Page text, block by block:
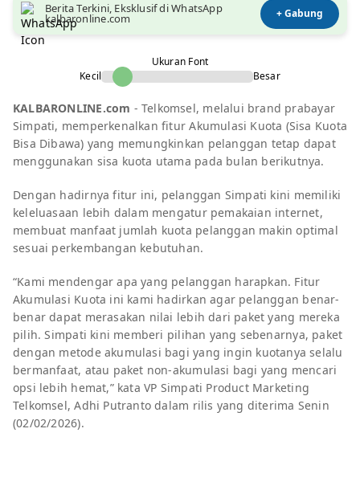
Berita Terkini, Eksklusif di WhatsApp
kalbaronline.com + Gabung
Ukuran Font
Kecil
Besar
KALBARONLINE.com - Telkomsel, melalui brand prabayar
Simpati, memperkenalkan fitur Akumulasi Kuota (Sisa Kuota
Bisa Dibawa) yang memungkinkan pelanggan tetap dapat
menggunakan sisa kuota utama pada bulan berikutnya.
Dengan hadirnya fitur ini, pelanggan Simpati kini memiliki
keleluasaan lebih dalam mengatur pemakaian internet,
membuat manfaat jumlah kuota pelanggan makin optimal
sesuai perkembangan kebutuhan.
“Kami mendengar apa yang pelanggan harapkan. Fitur
Akumulasi Kuota ini kami hadirkan agar pelanggan benar-
benar dapat merasakan nilai lebih dari paket yang mereka
pilih. Simpati kini memberi pilihan yang sebenarnya, paket
dengan metode akumulasi bagi yang ingin kuotanya selalu
bermanfaat, atau paket non-akumulasi bagi yang mencari
opsi lebih hemat,” kata VP Simpati Product Marketing
Telkomsel, Adhi Putranto dalam rilis yang diterima Senin
(02/02/2026).